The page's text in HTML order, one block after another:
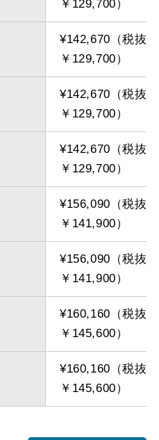
￥129,700）
¥142,670（税抜
￥129,700）
¥142,670（税抜
￥129,700）
¥142,670（税抜
￥129,700）
¥156,090（税抜
￥141,900）
¥156,090（税抜
￥141,900）
¥160,160（税抜
￥145,600）
¥160,160（税抜
￥145,600）